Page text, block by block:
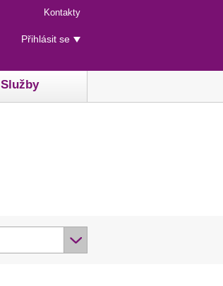
Menu
rychlého
přístupu
Kontakty
Uživatelské
menu
Přihlásit se
Služby